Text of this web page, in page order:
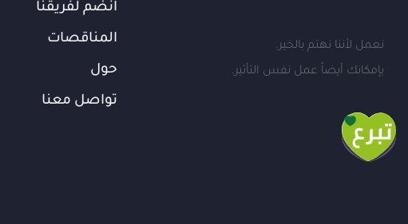
نعمل لأننا نهتم بالخير.
بإمكانك أيضاً عمل نفس التأثير.
انضم لفريقنا
المناقصات
حول
تواصل معنا